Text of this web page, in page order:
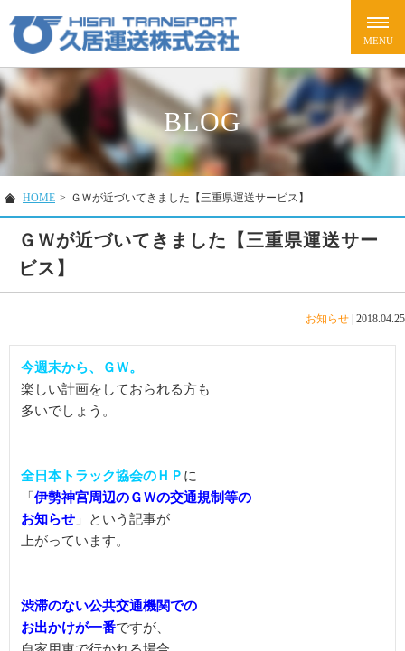
BLOG
HOME > ＧＷが近づいてきました【三重県運送サービス】
ＧＷが近づいてきました【三重県運送サー
ビス】
お知らせ 2018.04.25
今週末から、ＧＷ。
楽しい計画をしておられる方も
多いでしょう。
全日本トラック協会のＨＰ に
「 伊勢神宮周辺のＧＷの交通規制等の
お知らせ 」という記事が
上がっています。
渋滞のない公共交通機関での
お出かけが一番ですが、